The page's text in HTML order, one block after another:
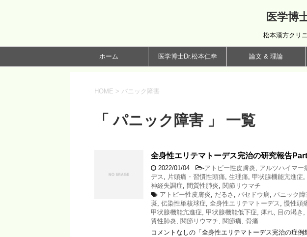
医学博
松本漢方クリ
ホーム 医学博士Dr.松本仁幸 論文 & 理論
HOME > パニック障害
「 パニック障害 」 一覧
全身性エリテマトーデス完治の研究報告
2022/01/04 -アトピー性皮膚炎, アルツハイマー
デス , 片頭痛・習慣性頭痛, 生理痛, 甲状腺機能亢進症,
神経失調症, 間質性肺炎, 関節リウマチ
アトピー性皮膚炎, だるさ , バセドウ病, パニック障
斑, 伝染性単核球症, 全身性エリテマトーデス , 慢性頭
甲状腺機能亢進症, 甲状腺機能低下症, 痺れ, 目の渇き ,
質性肺炎, 関節リウマチ, 関節痛, 骨痛
コメントなしの「全身性エリテマトーデス完治の症